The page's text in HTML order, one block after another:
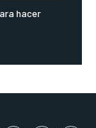
hacer